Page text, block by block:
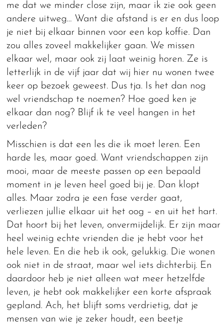
me dat we minder close zijn, maar ik zie ook geen
andere uitweg… Want die afstand is er en dus loop
je niet bij elkaar binnen voor een kop koffie. Dan
zou alles zoveel makkelijker gaan. We missen
elkaar wel, maar ook zij laat weinig horen. Ze is
letterlijk in de vijf jaar dat wij hier nu wonen twee
keer op bezoek geweest. Dus tja. Is het dan nog
wel vriendschap te noemen? Hoe goed ken je
elkaar dan nog? Blijf ik te veel hangen in het
verleden?
Misschien is dat een les die ik moet leren. Een
harde les, maar goed. Want vriendschappen zijn
mooi, maar de meeste passen op een bepaald
moment in je leven heel goed bij je. Dan klopt
alles. Maar zodra je een fase verder gaat,
verliezen jullie elkaar uit het oog – en uit het hart.
Dat hoort bij het leven, onvermijdelijk. Er zijn maar
heel weinig echte vrienden die je hebt voor het
hele leven. En die heb ik ook, gelukkig. Die wonen
ook niet in de straat, maar wel iets dichterbij. En
daardoor heb je niet alleen wat meer hetzelfde
leven, je hebt ook makkelijker een korte afspraak
gepland. Ach, het blijft soms verdrietig, dat je
mensen van wie je zeker houdt, een beetje